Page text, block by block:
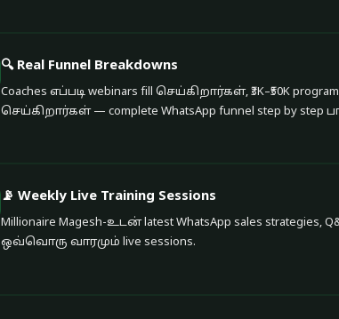
🔍 Real Funnel Breakdowns
Coaches எப்படி webinars fill செய்கிறார்கள், ₹3K–₹50K
செய்கிறார்கள் — complete WhatsApp funnel step by step
📡 Weekly Live Training Sessions
Millionaire Magesh-உடன் latest WhatsApp sales strategies,
ஒவ்வொரு வாரமும் live sessions.